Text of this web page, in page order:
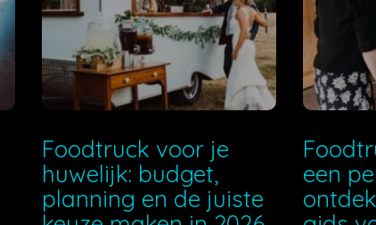
Foodtruck voor je
huwelijk: budget,
planning en de juiste
een